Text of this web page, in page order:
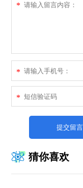
*
*
*
猜你喜欢